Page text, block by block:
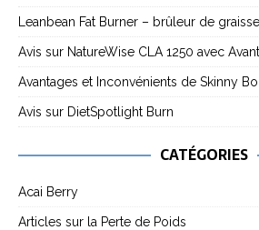
Leanbean Fat Burner – brûleur de
Avis sur NatureWise CLA 1250 avec
Avantages et Inconvénients de Skinny
Avis sur DietSpotlight Burn
CATÉGORIES
Acai Berry
Articles sur la Perte de Poids